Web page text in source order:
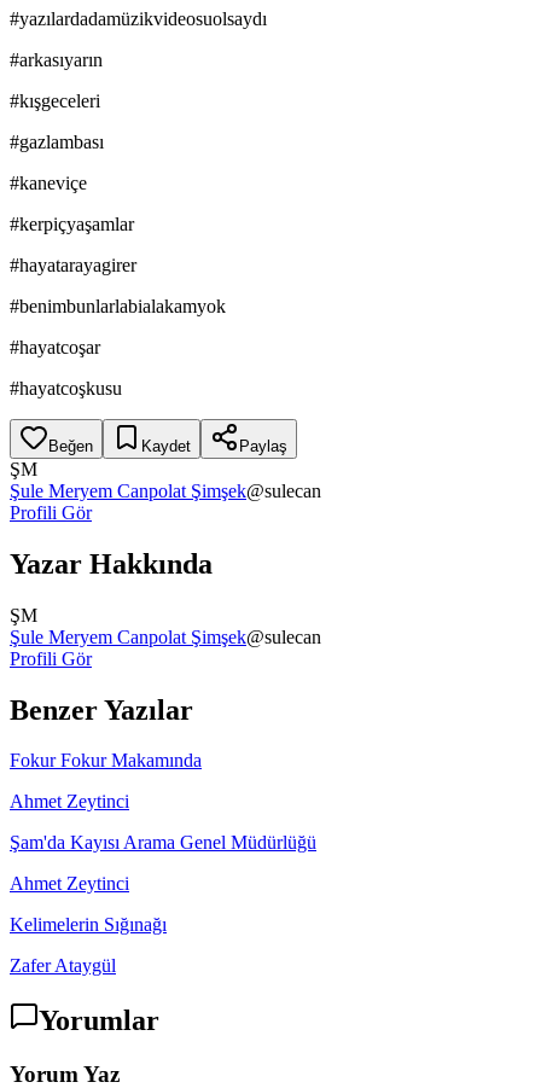
#yazılardadamüzikvideosuolsaydı
#arkasıyarın
#kışgeceleri
#gazlambası
#kaneviçe
#kerpiçyaşamlar
#hayatarayagirer
#benimbunlarlabialakamyok
#hayatcoşar
#hayatcoşkusu
Beğen Kaydet Paylaş
ŞM
Şule Meryem Canpolat Şimşek@sulecan
Profili Gör
Yazar Hakkında
ŞM
Şule Meryem Canpolat Şimşek@sulecan
Profili Gör
Benzer Yazılar
Fokur Fokur Makamında
Ahmet Zeytinci
Şam'da Kayısı Arama Genel Müdürlüğü
Ahmet Zeytinci
Kelimelerin Sığınağı
Zafer Ataygül
Yorumlar
Yorum Yaz